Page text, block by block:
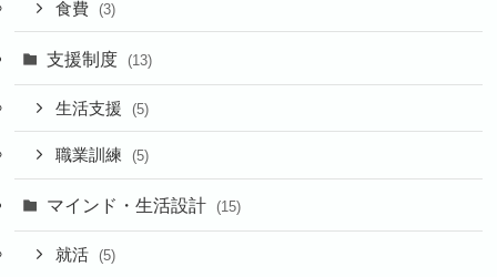
食費 (3)
支援制度 (13)
生活支援 (5)
職業訓練 (5)
マインド・生活設計 (15)
就活 (5)